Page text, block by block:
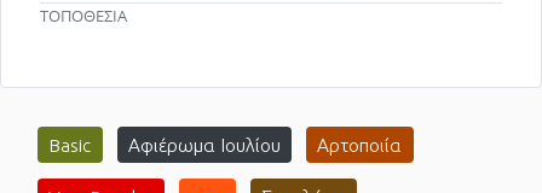
ΤΟΠΟΘΕΣΙΑ
Basic Αφιέρωμα Ιουλίου Αρτοποιία